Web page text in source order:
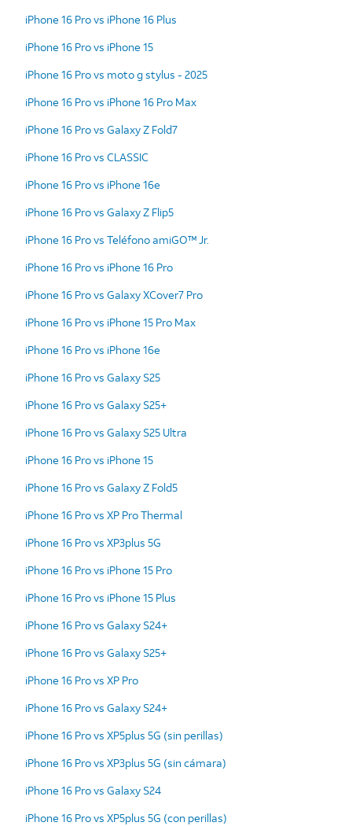
iPhone 16 Pro vs iPhone 16 Plus
iPhone 16 Pro vs iPhone 15
iPhone 16 Pro vs moto g stylus - 2025
iPhone 16 Pro vs iPhone 16 Pro Max
iPhone 16 Pro vs Galaxy Z Fold7
iPhone 16 Pro vs CLASSIC
iPhone 16 Pro vs iPhone 16e
iPhone 16 Pro vs Galaxy Z Flip5
iPhone 16 Pro vs Teléfono amiGO™ Jr.
iPhone 16 Pro vs iPhone 16 Pro
iPhone 16 Pro vs Galaxy XCover7 Pro
iPhone 16 Pro vs iPhone 15 Pro Max
iPhone 16 Pro vs iPhone 16e
iPhone 16 Pro vs Galaxy S25
iPhone 16 Pro vs Galaxy S25+
iPhone 16 Pro vs Galaxy S25 Ultra
iPhone 16 Pro vs iPhone 15
iPhone 16 Pro vs Galaxy Z Fold5
iPhone 16 Pro vs XP Pro Thermal
iPhone 16 Pro vs XP3plus 5G
iPhone 16 Pro vs iPhone 15 Pro
iPhone 16 Pro vs iPhone 15 Plus
iPhone 16 Pro vs Galaxy S24+
iPhone 16 Pro vs Galaxy S25+
iPhone 16 Pro vs XP Pro
iPhone 16 Pro vs Galaxy S24+
iPhone 16 Pro vs XP5plus 5G (sin perillas)
iPhone 16 Pro vs XP3plus 5G (sin cámara)
iPhone 16 Pro vs Galaxy S24
iPhone 16 Pro vs XP5plus 5G (con perillas)